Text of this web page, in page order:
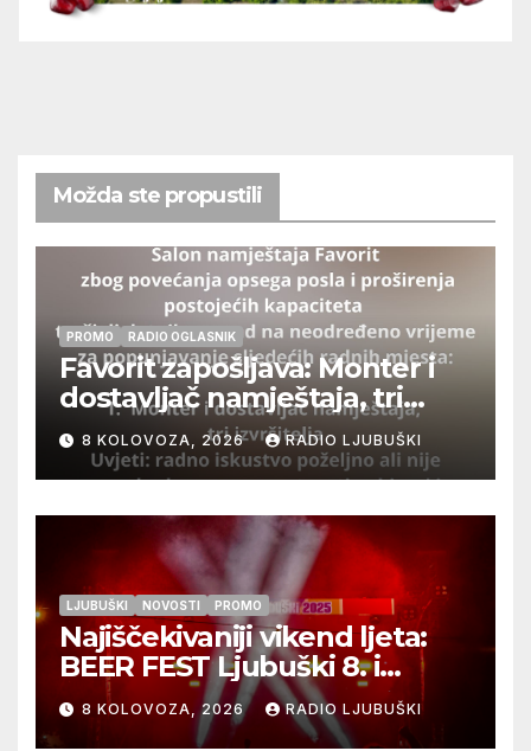
Možda ste propustili
PROMO RADIO OGLASNIK
Favorit zapošljava: Monter i
dostavljač namještaja, tri
izvršitelja
8 KOLOVOZA, 2026 RADIO LJUBUŠKI
LJUBUŠKI NOVOSTI PROMO
Najiščekivaniji vikend ljeta:
BEER FEST Ljubuški 8. i
9.kolovoza
8 KOLOVOZA, 2026 RADIO LJUBUŠKI